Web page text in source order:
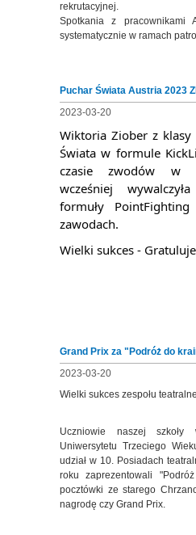
rekrutacyjnej.
Spotkania z pracownikami
systematycznie w ramach
Puchar Świata Austria 2023
2023-03-20
Wiktoria Ziober z klasy
Świata w formule
czasie zwodów w
wcześniej
formuły
zawodach.
Wielki sukces -
Grand Prix za "Podróż do
2023-03-20
Wielki sukces zespołu
Uczniowie naszej
Uniwersytetu Trzeciego
udział w 10. Posiadach
roku zaprezentowali
pocztówki ze starego
nagrodę czy Grand Prix.